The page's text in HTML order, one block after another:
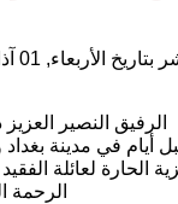
الأربعاء, 01 آذار/مارس 2017 17:26
الرفيق النصير
الحارة لعائلة
الرحمة